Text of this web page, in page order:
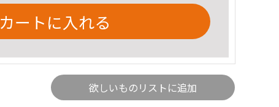
カートに入れる
欲しいものリストに追加